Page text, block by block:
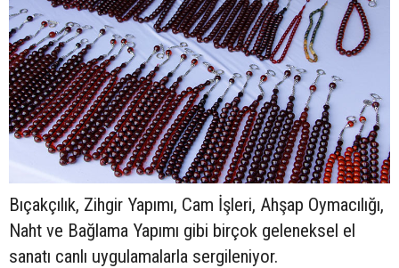
Bıçakçılık, Zihgir Yapımı, Cam İşleri, Ahşap Oymacılığı,
Naht ve Bağlama Yapımı gibi birçok geleneksel el
sanatı canlı uygulamalarla sergileniyor.